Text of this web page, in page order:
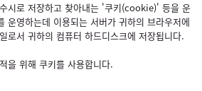
시로 저장하고 찾아내는 '쿠키(cookie)' 등을 운
운영하는데 이용되는 서버가 귀하의 브라우저에
로서 귀하의 컴퓨터 하드디스크에 저장됩니다.
을 위해 쿠키를 사용합니다.